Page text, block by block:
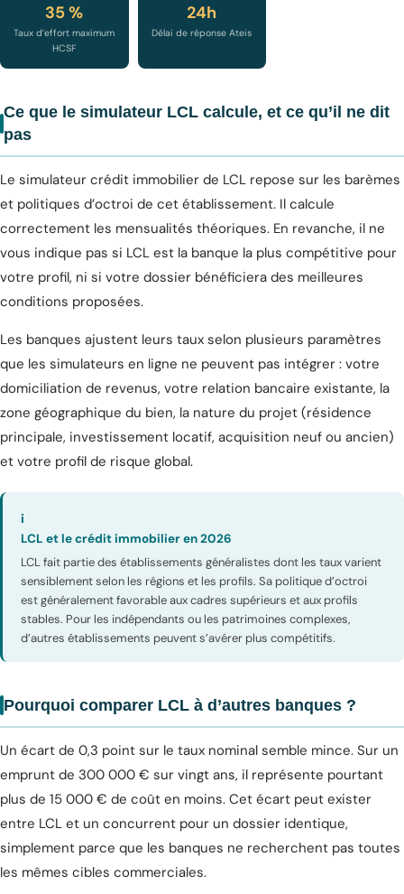
35 %
Taux d’effort maximum
HCSF
24h
Délai de réponse Ateis
Ce que le simulateur LCL calcule, et ce qu’il ne dit
pas
Le simulateur crédit immobilier de LCL repose sur les barèmes
et politiques d’octroi de cet établissement. Il calcule
correctement les mensualités théoriques. En revanche, il ne
vous indique pas si LCL est la banque la plus compétitive pour
votre profil, ni si votre dossier bénéficiera des meilleures
conditions proposées.
Les banques ajustent leurs taux selon plusieurs paramètres
que les simulateurs en ligne ne peuvent pas intégrer : votre
domiciliation de revenus, votre relation bancaire existante, la
zone géographique du bien, la nature du projet (résidence
principale, investissement locatif, acquisition neuf ou ancien)
et votre profil de risque global.
i
LCL et le crédit immobilier en 2026
LCL fait partie des établissements généralistes dont les taux varient
sensiblement selon les régions et les profils. Sa politique d’octroi
est généralement favorable aux cadres supérieurs et aux profils
stables. Pour les indépendants ou les patrimoines complexes,
d’autres établissements peuvent s’avérer plus compétitifs.
Pourquoi comparer LCL à d’autres banques ?
Un écart de 0,3 point sur le taux nominal semble mince. Sur un
emprunt de 300 000 € sur vingt ans, il représente pourtant
plus de 15 000 € de coût en moins. Cet écart peut exister
entre LCL et un concurrent pour un dossier identique,
simplement parce que les banques ne recherchent pas toutes
les mêmes cibles commerciales.